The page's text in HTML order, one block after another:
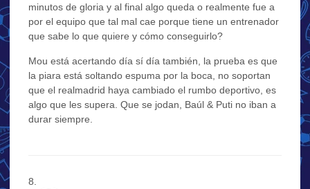
minutos de gloria y al final algo queda o realmente fue a
por el equipo que tal mal cae porque tiene un entrenador
que sabe lo que quiere y cómo conseguirlo?
Mou está acertando día sí día también, la prueba es que
la piara está soltando espuma por la boca, no soportan
que el realmadrid haya cambiado el rumbo deportivo, es
algo que les supera. Que se jodan, Baúl & Puti no iban a
durar siempre.